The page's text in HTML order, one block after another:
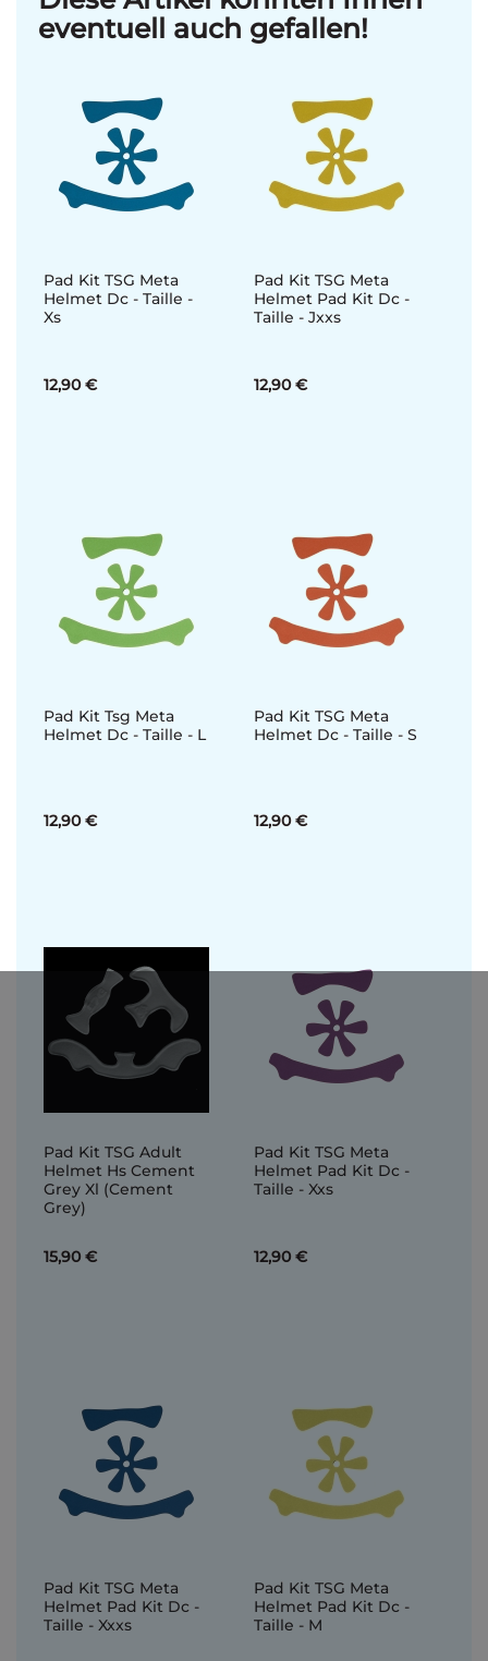
eventuell auch gefallen!
Pad Kit TSG Meta
Helmet Dc - Taille -
Xs
12,90 €
Pad Kit TSG Meta
Helmet Pad Kit Dc -
Taille - Jxxs
12,90 €
Pad Kit Tsg Meta
Helmet Dc - Taille - L
12,90 €
Pad Kit TSG Meta
Helmet Dc - Taille - S
12,90 €
Pad Kit TSG Adult
Helmet Hs Cement
Grey Xl (Cement
Grey)
15,90 €
Pad Kit TSG Meta
Helmet Pad Kit Dc -
Taille - Xxs
12,90 €
Pad Kit TSG Meta
Helmet Pad Kit Dc -
Taille - Xxxs
Pad Kit TSG Meta
Helmet Pad Kit Dc -
Taille - M